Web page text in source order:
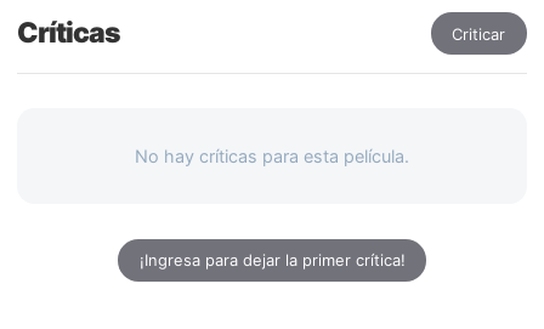
Críticas Criticar
No hay críticas para esta película.
¡Ingresa para dejar la primer crítica!